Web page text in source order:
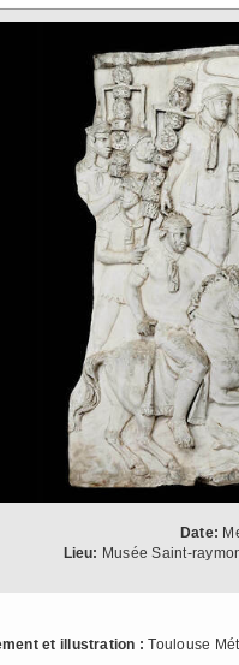
Date:
Lieu: Musée Saint-
et illustration : Toulouse